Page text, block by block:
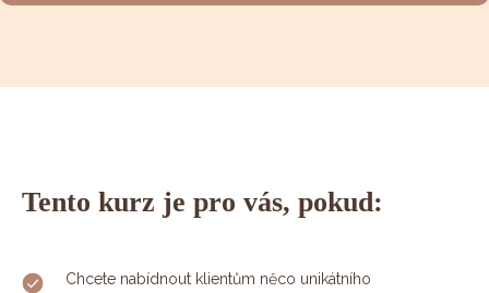
Tento kurz je pro vás, pokud:
Chcete nabídnout klientům něco unikátního